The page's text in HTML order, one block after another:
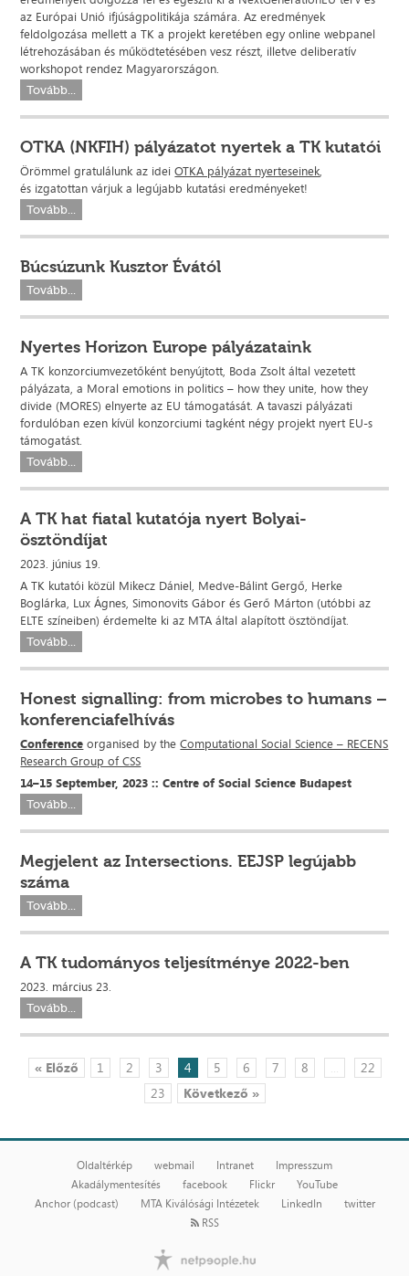
az Európai Unió ifjúságpolitikája számára. Az eredmények
feldolgozása mellett a TK a projekt keretében egy online webpanel
létrehozásában és működtetésében vesz részt, illetve deliberatív
workshopot rendez Magyarországon.
Tovább...
OTKA (NKFIH) pályázatot nyertek a TK kutatói
Örömmel gratulálunk az ideiOTKA pályázat nyerteseinek,
és izgatottan várjuk a legújabb kutatási eredményeket!
Tovább...
Búcsúzunk Kusztor Évától
Tovább...
Nyertes Horizon Europe pályázataink
A TK konzorciumvezetőként benyújtott, Boda Zsolt által vezetett
pályázata, a Moral emotions in politics – how they unite, how they
divide (MORES) elnyerte az EU támogatását. A tavaszi pályázati
fordulóban ezen kívül konzorciumi tagként négy projekt nyert EU-s
támogatást.
Tovább...
A TK hat fiatal kutatója nyert Bolyai-
ösztöndíjat
2023. június 19.
A TK kutatói közül Mikecz Dániel, Medve-Bálint Gergő, Herke
Boglárka, Lux Ágnes, Simonovits Gábor és Gerő Márton (utóbbi az
ELTE színeiben) érdemelte ki az MTA által alapított ösztöndíjat.
Tovább...
Honest signalling: from microbes to humans –
konferenciafelhívás
Conference organised by theComputational Social Science – RECENS
Research Group of CSS
14–15 September, 2023 ::Centre of Social Science Budapest
Tovább...
Megjelent az Intersections. EEJSP legújabb
száma
Tovább...
A TK tudományos teljesítménye 2022-ben
2023. március 23.
Tovább...
« Előző 1 2 3 4 5 6 7 8 ...
22
23
Következő »
Oldaltérkép webmail Intranet
Impresszum
Akadálymentesítés
facebook Flickr
YouTube
Anchor (podcast)
MTA Kiválósági Intézetek LinkedIn
twitter
RSS